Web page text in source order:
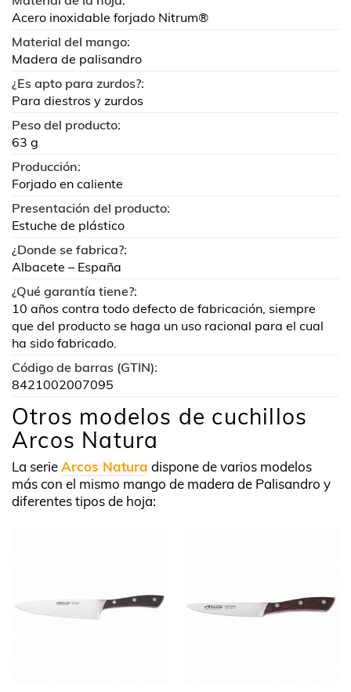
Acero inoxidable forjado Nitrum®
Material del mango:
Madera de palisandro
¿Es apto para zurdos?:
Para diestros y zurdos
Peso del producto:
63 g
Producción:
Forjado en caliente
Presentación del producto:
Estuche de plástico
¿Donde se fabrica?:
Albacete – España
¿Qué garantía tiene?:
10 años contra todo defecto de fabricación, siempre
que del producto se haga un uso racional para el cual
ha sido fabricado.
Código de barras (GTIN):
8421002007095
Otros modelos de cuchillos
Arcos Natura
La serieArcos Natura dispone de varios modelos
más con el mismo mango de madera de Palisandro y
diferentes tipos de hoja: